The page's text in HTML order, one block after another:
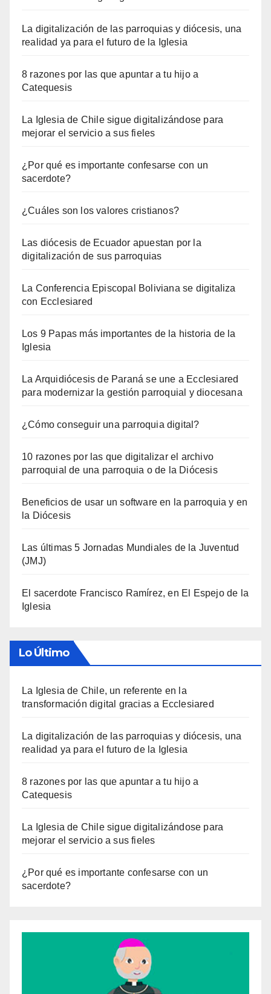
La digitalización de las parroquias y diócesis, una
realidad ya para el futuro de la Iglesia
8 razones por las que apuntar a tu hijo a
Catequesis
La Iglesia de Chile sigue digitalizándose para
mejorar el servicio a sus fieles
¿Por qué es importante confesarse con un
sacerdote?
¿Cuáles son los valores cristianos?
Las diócesis de Ecuador apuestan por la
digitalización de sus parroquias
La Conferencia Episcopal Boliviana se digitaliza
con Ecclesiared
Los 9 Papas más importantes de la historia de la
Iglesia
La Arquidiócesis de Paraná se une a Ecclesiared
para modernizar la gestión parroquial y diocesana
¿Cómo conseguir una parroquia digital?
10 razones por las que digitalizar el archivo
parroquial de una parroquia o de la Diócesis
Beneficios de usar un software en la parroquia y en
la Diócesis
Las últimas 5 Jornadas Mundiales de la Juventud
(JMJ)
El sacerdote Francisco Ramírez, en El Espejo de la
Iglesia
Lo Último
La Iglesia de Chile, un referente en la
transformación digital gracias a Ecclesiared
La digitalización de las parroquias y diócesis, una
realidad ya para el futuro de la Iglesia
8 razones por las que apuntar a tu hijo a
Catequesis
La Iglesia de Chile sigue digitalizándose para
mejorar el servicio a sus fieles
¿Por qué es importante confesarse con un
sacerdote?